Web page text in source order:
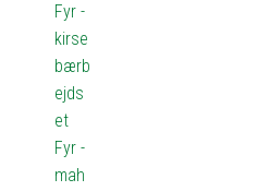
Fyr -
kirse
bærb
ejds
et
Fyr -
mah